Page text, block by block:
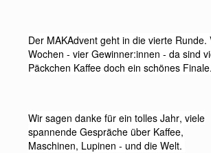
Der MAKAdvent geht in die vierte Runde.
Wochen - vier Gewinner:innen - da sind
Päckchen Kaffee doch ein schönes Finale.
Wir sagen danke für ein tolles Jahr, viele
spannende Gespräche über Kaffee,
Maschinen, Lupinen - und die Welt.